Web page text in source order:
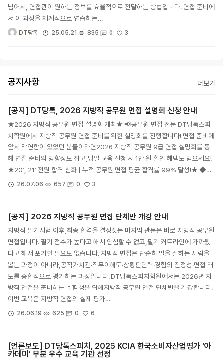
넘어서, 면접관이 원하는 정보를 효율적으로 전달하는 방법입니다. 면접 준비에
서 이 과정을 체계적으로 연습하는…
DT당톡 25.05.21 835 0 3
공지사항 더보기
[공지] DT당톡, 2026 지방직 공무원 면접 설명회 신청 안내
★2026 지방직 공무원 면접 설명회 개최★ 📢공무원 면접 전문 DT당톡스피
치학원에서 지방직 공무원 면접 준비를 위한 설명회를 진행합니다! 면접 준비에
앞서 막연함이 있었던 분들이라면2026 지방직 공무원 9급 면접 설명회를 통
해 면접 준비의 방향성도 잡고,당일 교육 신청 시 1만 원 할인 혜택도 받으세요!
★20′, 21′ 전원 합격 신화 | 누적 공무원 면접 평균 합격률 99% 달성!★ ◆…
26.07.06 657 0 3
[공지] 2026 지방직 공무원 면접 단체반 개강 안내
지방직 필기시험 이후,최종 합격을 결정짓는 마지막 관문은 바로 지방직 공무원
면접입니다. 필기 점수가 높다고 해서 안심할 수 없고,필기 커트라인에 가까웠
다고 해서 포기할 필요도 없습니다. 지방직 면접은 단순히 말을 잘하는 사람을
뽑는 과정이 아니라,공직가치관·직무이해도·상황판단력·경험의 진정성·면접 태
도를 종합적으로 평가하는 과정입니다. DT당톡스피치학원에서는 2026년 지
방직 면접을 준비하는 수험생을 위해지방직 공무원 면접 단체반을 개강합니다.
이번 교육은 지방직 면접의 실제 평가…
26.06.19 625 0 6
[언론보도] DT당톡스피치, 2026 KCIA 한국소비자산업평가 ‘아
카데미’ 부분 우수 교육 기관 선정